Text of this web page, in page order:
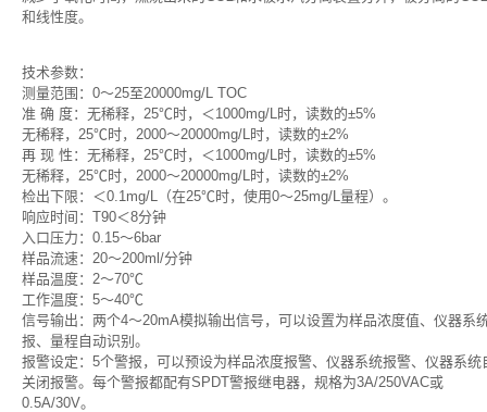
和线性度。
技术参数：
测量范围：0～25至20000mg/L TOC
准 确 度：无稀释，25℃时，＜1000mg/L时，读数的±5%
无稀释，25℃时，2000～20000mg/L时，读数的±2%
再 现 性：无稀释，25℃时，＜1000mg/L时，读数的±5%
无稀释，25℃时，2000～20000mg/L时，读数的±2%
检出下限：＜0.1mg/L（在25℃时，使用0～25mg/L量程）。
响应时间：T90＜8分钟
入口压力：0.15～6bar
样品流速：20～200ml/分钟
样品温度：2～70℃
工作温度：5～40℃
信号输出：两个4～20mA模拟输出信号，可以设置为样品浓度值、仪器系
报、量程自动识别。
报警设定：5个警报，可以预设为样品浓度报警、仪器系统报警、仪器系统
关闭报警。每个警报都配有SPDT警报继电器，规格为3A/250VAC或
0.5A/30V。